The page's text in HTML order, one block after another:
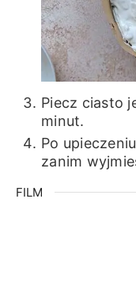
Piecz ciasto
minut.
Po
zanim
FILM